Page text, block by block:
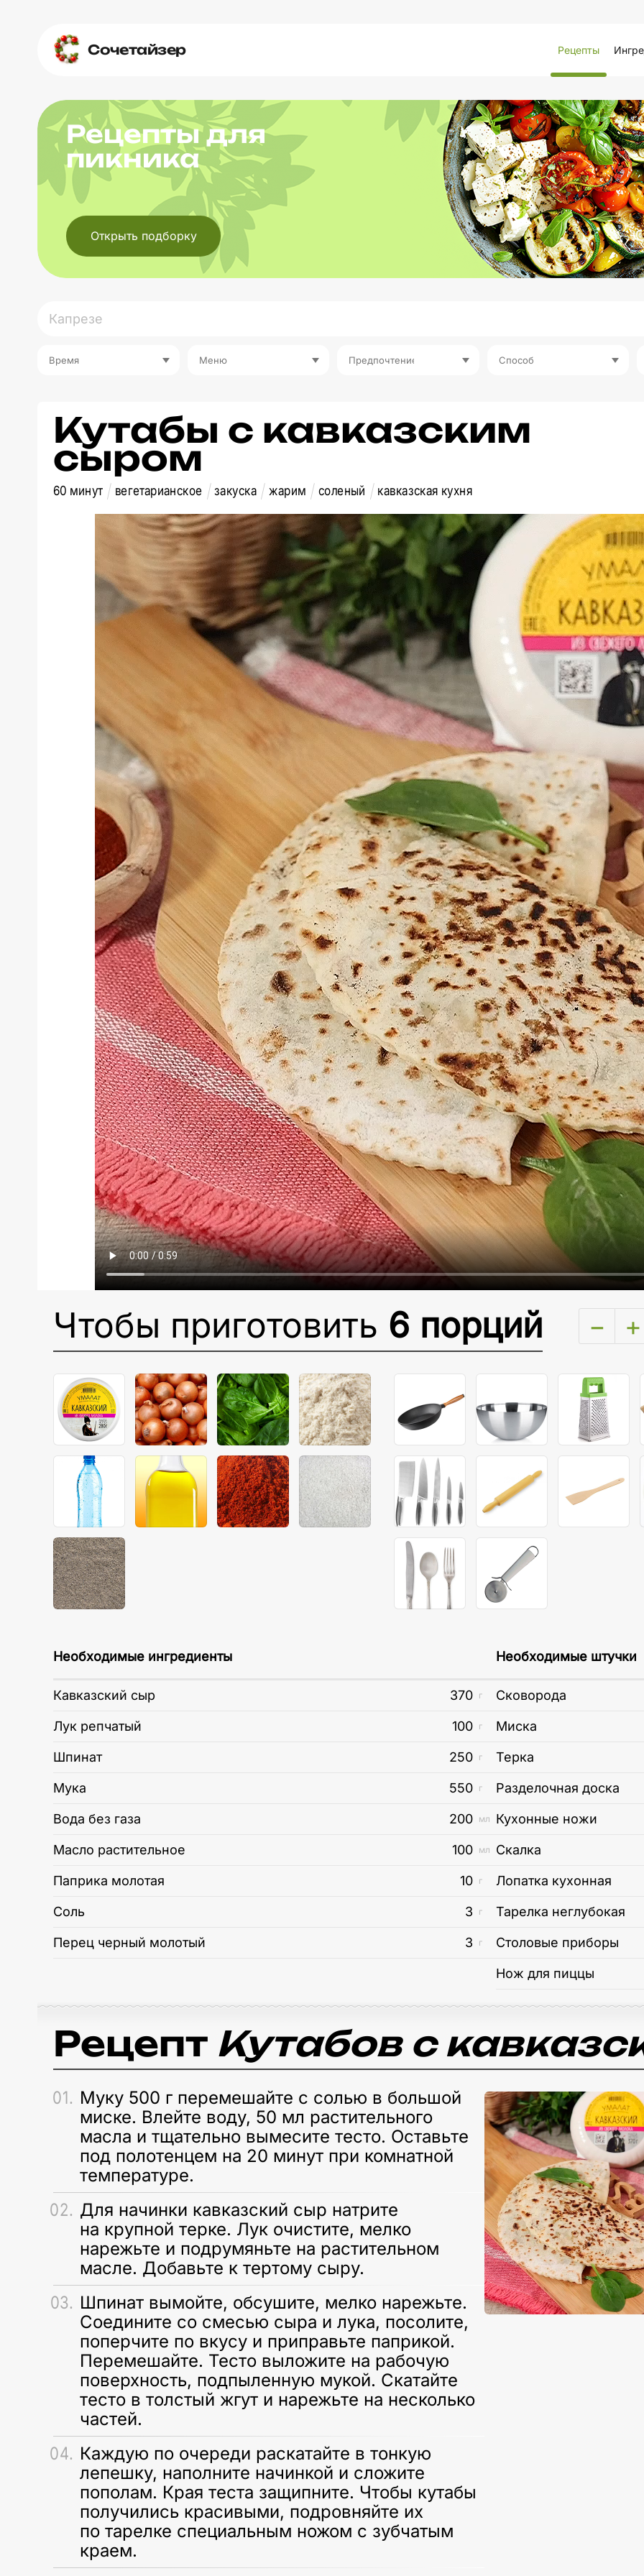
Сочетайзер Рецепты
Рецепты для
пикника
Открыть подборку
Время Меню Предпочтение Способ
Кутабы с кавказским
сыром
60 минут вегетарианское закуска жарим соленый кавказская кухня
Чтобы приготовить 6 порций − +
Необходимые ингредиенты
Кавказский сыр 370 г
Лук репчатый 100 г
Шпинат 250 г
Мука 550 г
Вода без газа 200 мл
Масло растительное 100 мл
Паприка молотая 10 г
Соль 3 г
Перец черный молотый 3 г
Необходимые штучки
Сковорода
Миска
Терка
Разделочная доска
Кухонные ножи
Скалка
Лопатка кухонная
Тарелка неглубокая
Столовые приборы
Нож для пиццы
Рецепт Кутабов с
Муку 500 г перемешайте с солью в большой
миске. Влейте воду, 50 мл растительного
масла и тщательно вымесите тесто. Оставьте
под полотенцем на 20 минут при комнатной
температуре.
Для начинки кавказский сыр натрите
на крупной терке. Лук очистите, мелко
нарежьте и подрумяньте на растительном
масле. Добавьте к тертому сыру.
Шпинат вымойте, обсушите, мелко нарежьте.
Соедините со смесью сыра и лука, посолите,
поперчите по вкусу и приправьте паприкой.
Перемешайте. Тесто выложите на рабочую
поверхность, подпыленную мукой. Скатайте
тесто в толстый жгут и нарежьте на несколько
частей.
Каждую по очереди раскатайте в тонкую
лепешку, наполните начинкой и сложите
пополам. Края теста защипните. Чтобы кутабы
получились красивыми, подровняйте их
по тарелке специальным ножом с зубчатым
краем.